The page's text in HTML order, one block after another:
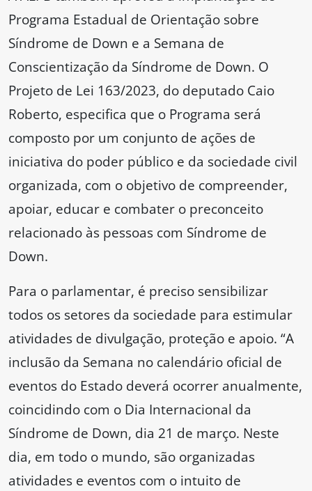
Programa Estadual de Orientação sobre
Síndrome de Down e a Semana de
Conscientização da Síndrome de Down. O
Projeto de Lei 163/2023, do deputado Caio
Roberto, especifica que o Programa será
composto por um conjunto de ações de
iniciativa do poder público e da sociedade civil
organizada, com o objetivo de compreender,
apoiar, educar e combater o preconceito
relacionado às pessoas com Síndrome de
Down.
Para o parlamentar, é preciso sensibilizar
todos os setores da sociedade para estimular
atividades de divulgação, proteção e apoio. “A
inclusão da Semana no calendário oficial de
eventos do Estado deverá ocorrer anualmente,
coincidindo com o Dia Internacional da
Síndrome de Down, dia 21 de março. Neste
dia, em todo o mundo, são organizadas
atividades e eventos com o intuito de